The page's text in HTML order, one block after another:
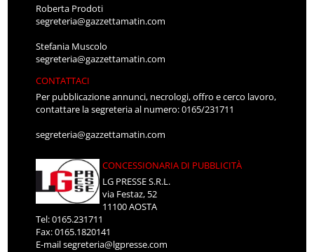
Roberta Prodoti
segreteria@gazzettamatin.com
Stefania Muscolo
segreteria@gazzettamatin.com
CONTATTACI
Per pubblicazione annunci, necrologi, offro e cerco lavoro,
contattare la segreteria al numero: 0165/231711
segreteria@gazzettamatin.com
CONCESSIONARIA DI PUBBLICITÀ
LG PRESSE S.R.L.
via Festaz, 52
11100 AOSTA
Tel: 0165.231711
Fax: 0165.1820141
E-mailsegreteria@lgpresse.com